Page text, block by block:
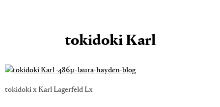
tokidoki Karl
tokidoki x Karl Lagerfeld Lx